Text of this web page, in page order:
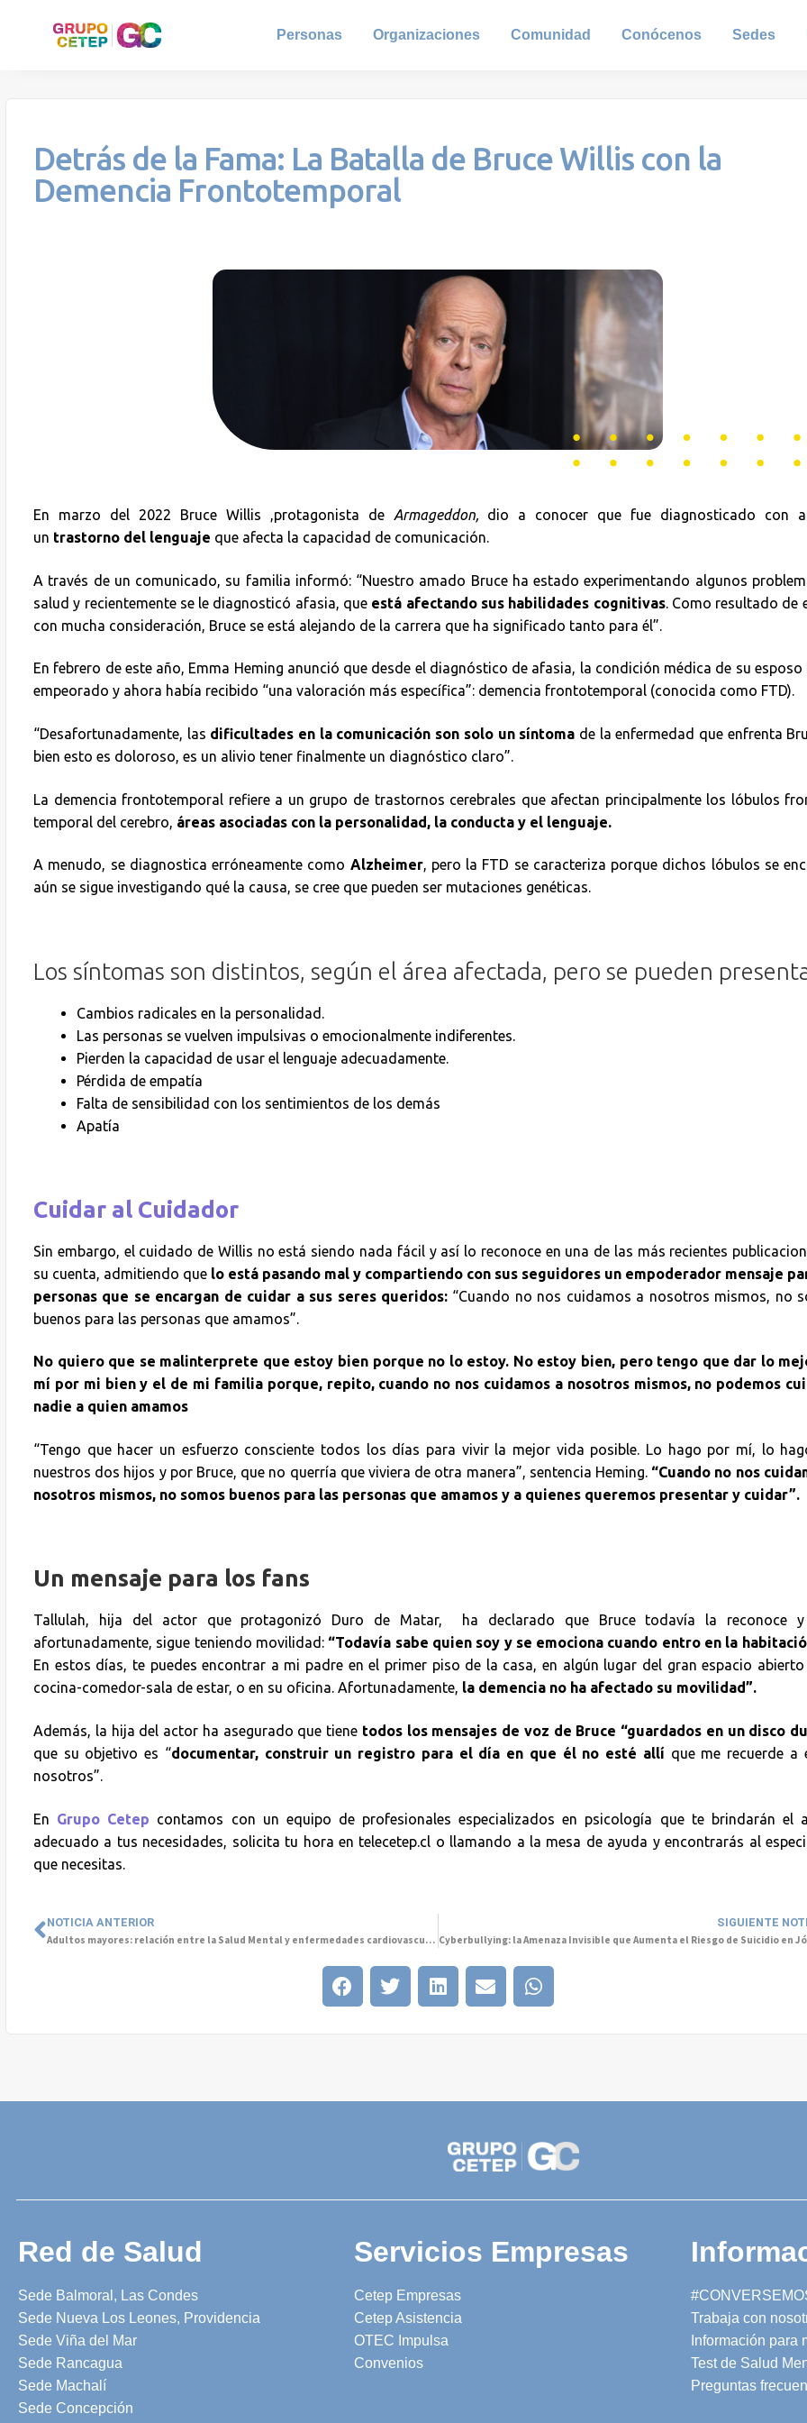
Personas Organizaciones Comunidad Conócenos Sedes
Detrás de la Fama: La Batalla de Bruce Willis con la
Demencia Frontotemporal
En marzo del 2022 Bruce Willis ,protagonista deArmageddon, dio a conocer que fue diagnosticado con
un trastorno del lenguaje que afecta la capacidad de comunicación.
A través de un comunicado, su familia informó: “Nuestro amado Bruce ha estado experimentando algunos
salud y recientemente se le diagnosticó afasia, que está afectando sus habilidades cognitivas. Como resultado de
con mucha consideración, Bruce se está alejando de la carrera que ha significado tanto para él”.
En febrero de este año, Emma Heming anunció que desde el diagnóstico de afasia, la condición médica de su esposo
empeorado y ahora había recibido “una valoración más específica”: demencia frontotemporal (conocida como FTD).
“Desafortunadamente, las dificultades en la comunicación son solo un síntoma de la enfermedad que enfrenta
bien esto es doloroso, es un alivio tener finalmente un diagnóstico claro”.
La demencia frontotemporal refiere a un grupo de trastornos cerebrales que afectan principalmente los lóbulos
temporal del cerebro, áreas asociadas con la personalidad, la conducta y el lenguaje.
A menudo, se diagnostica erróneamente como Alzheimer, pero la FTD se caracteriza porque dichos lóbulos se
aún se sigue investigando qué la causa, se cree que pueden ser mutaciones genéticas.
Los síntomas son distintos, según el área afectada, pero se pueden
Cambios radicales en la personalidad.
Las personas se vuelven impulsivas o emocionalmente indiferentes.
Pierden la capacidad de usar el lenguaje adecuadamente.
Pérdida de empatía
Falta de sensibilidad con los sentimientos de los demás
Apatía
Cuidar al Cuidador
Sin embargo, el cuidado de Willis no está siendo nada fácil y así lo reconoce en una de las más recientes
su cuenta, admitiendo que lo está pasando mal y compartiendo con sus seguidores un empoderador mensaje
personas que se encargan de cuidar a sus seres queridos: “Cuando no nos cuidamos a nosotros mismos, no
buenos para las personas que amamos”.
No quiero que se malinterprete que estoy bien porque no lo estoy. No estoy bien, pero tengo que dar lo
mí por mi bien y el de mi familia porque, repito, cuando no nos cuidamos a nosotros mismos, no podemos
nadie a quien amamos
“Tengo que hacer un esfuerzo consciente todos los días para vivir la mejor vida posible. Lo hago por mí, lo
nuestros dos hijos y por Bruce, que no querría que viviera de otra manera”, sentencia Heming. “Cuando no nos
nosotros mismos, no somos buenos para las personas que amamos y a quienes queremos presentar y cuidar”.
Un mensaje para los fans
Tallulah, hija del actor que protagonizó Duro de Matar, ha declarado que Bruce todavía la reconoce y
afortunadamente, sigue teniendo movilidad: “Todavía sabe quien soy y se emociona cuando entro en la
En estos días, te puedes encontrar a mi padre en el primer piso de la casa, en algún lugar del gran espacio
cocina-comedor-sala de estar, o en su oficina. Afortunadamente, la demencia no ha afectado su movilidad”.
Además, la hija del actor ha asegurado que tiene todos los mensajes de voz de Bruce “guardados en un disco
que su objetivo es “documentar, construir un registro para el día en que él no esté allí que me recuerde a
nosotros”.
En Grupo Cetep contamos con un equipo de profesionales especializados en psicología que te brindarán el
adecuado a tus necesidades, solicita tu hora en telecetep.cl o llamando a la mesa de ayuda y encontrarás al
que necesitas.
NOTICIA ANTERIOR
Adultos mayores: relación entre la Salud Mental y enfermedades cardiovasculares
SIGUIENTE
Red de Salud
Sede Balmoral, Las Condes
Sede Nueva Los Leones, Providencia
Sede Viña del Mar
Sede Rancagua
Sede Machalí
Sede Concepción
Servicios Empresas
Cetep Empresas
Cetep Asistencia
OTEC Impulsa
Convenios
Trabaja con
Información para
Test de Salud
Preguntas